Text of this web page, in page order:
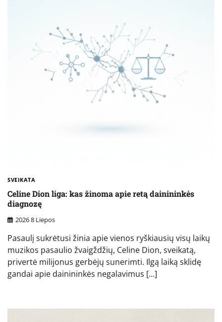
SVEIKATA
Celine Dion liga: kas žinoma apie retą dainininkės
diagnozę
2026 8 Liepos
Pasaulį sukrėtusi žinia apie vienos ryškiausių visų laikų
muzikos pasaulio žvaigždžių, Celine Dion, sveikatą,
privertė milijonus gerbėjų sunerimti. Ilgą laiką sklidę
gandai apie dainininkės negalavimus […]